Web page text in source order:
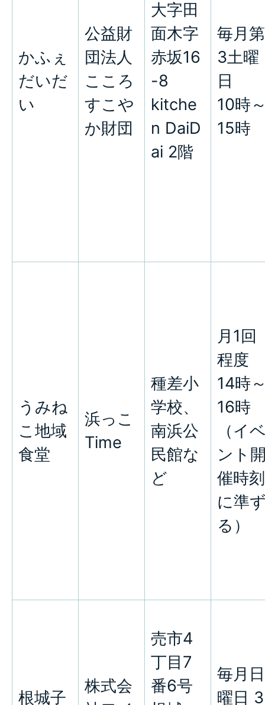
かふぇ
だいだ
い
公益財
団法人
こころ
すこや
か財団
大字田
面木字
赤坂16
-8
kitche
n DaiD
ai 2階
毎月第
3土曜
日
10時
15時
うみね
こ地域
食堂
浜っこ
Time
種差小
学校、
南浜公
民館な
ど
月1回
程度
14時
16時
（イ
ント
催時刻
に準
る）
根城子
株式会
売市4
丁目7
番6号
毎月日
曜日 3